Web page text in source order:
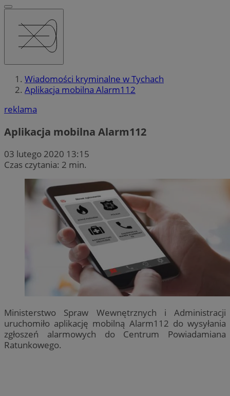
Wiadomości kryminalne w Tychach
Aplikacja mobilna Alarm112
reklama
Aplikacja mobilna Alarm112
03 lutego 2020 13:15
Czas czytania: 2 min.
Ministerstwo Spraw Wewnętrznych i Administracji
uruchomiło aplikację mobilną Alarm112 do wysyłania
zgłoszeń alarmowych do Centrum Powiadamiana
Ratunkowego.